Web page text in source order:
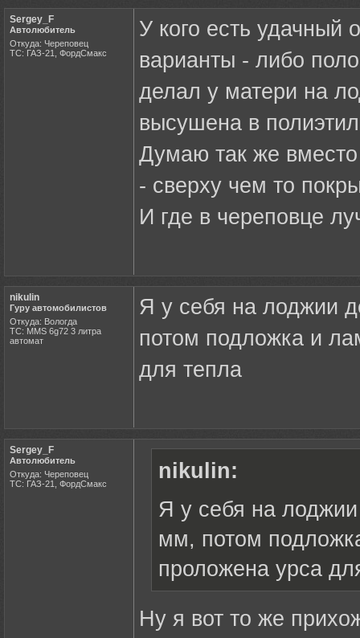
Sergey_F
Автолюбитель
Откуда: Череповец
ТС: ГАЗ-21, ФордСмакс
У кого есть
варианты - либо
делал у матери на
высушена в
Думаю так же
- сверху чем то
И где в череповце
nikulin
Гуру автомобилистов
Откуда: Вологда
ТС: MMS 6g72 3 литра
автомат
Я у себя на лоджии
потом подложка и
для тепла
Sergey_F
Автолюбитель
Откуда: Череповец
ТС: ГАЗ-21, ФордСмакс
nikulin:
Я у себя на
мм, потом
проложена урса
Ну я вот то же